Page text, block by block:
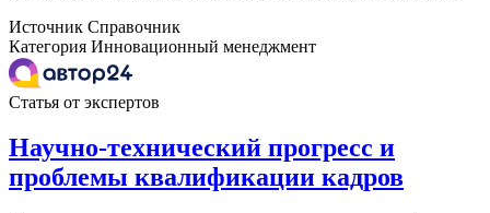
Источник Справочник
Категория Инновационный менеджмент
Статья от экспертов
Научно-технический прогресс и
проблемы квалификации кадров